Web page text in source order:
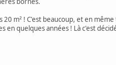
m² ! C'est beaucoup, et en
quelques années ! Là c'est